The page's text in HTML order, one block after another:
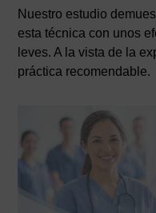
Nuestro estudio
esta técnica con unos
leves. A la vista de la
práctica recomendable.